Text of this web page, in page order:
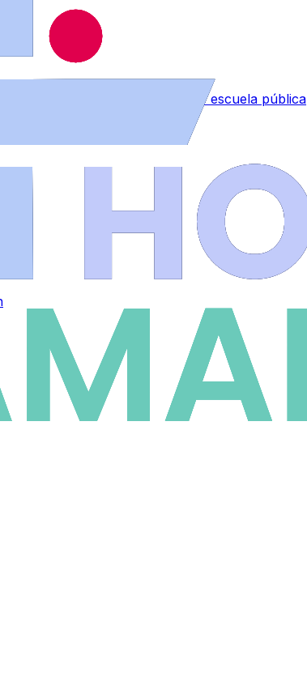
reivindicando el sentimiento de escuela pública